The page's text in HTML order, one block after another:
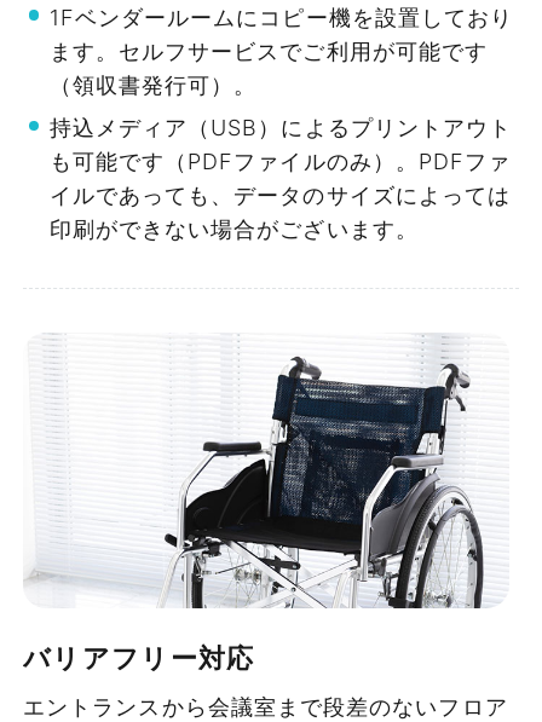
当⽇のサポートもおまかせください。
経験豊富なスタッフ常駐で安⼼してイ
ベントに専念いただけます。
当⽇の参加者へのご案内や、備品のご利⽤⽅法
のご案内、お荷物の事前お預かり、ケータリン
グのお弁当のお届けなど、主催者様が安⼼して
イベントに専念できるようにサポートいたしま
Fタイプ
136㎡・138㎡
〜121名
¥36,300〜
¥130,075
1Fベンダールームにコピー機を設置しており
ます。セルフサービスでご利用が可能です
（領収書発行可）。
持込メディア（USB）によるプリントアウト
も可能です（PDFファイルのみ）。PDFファ
イルであっても、データのサイズによっては
印刷ができない場合がございます。
バリアフリー対応
エントランスから会議室まで段差のないフロア